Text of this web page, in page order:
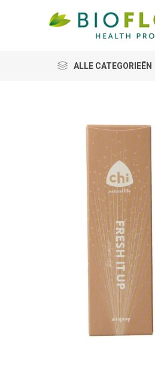
ALLE CATEGORIEËN